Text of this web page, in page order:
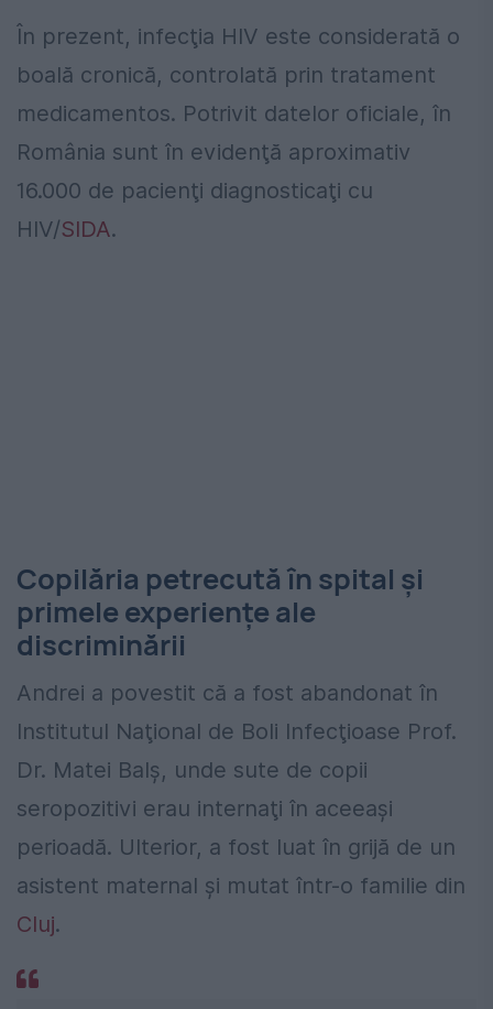
În prezent, infecţia HIV este considerată o
boală cronică, controlată prin tratament
medicamentos. Potrivit datelor oficiale, în
România sunt în evidenţă aproximativ
16.000 de pacienţi diagnosticaţi cu
HIV/SIDA.
Copilăria petrecută în spital şi
primele experienţe ale
discriminării
Andrei a povestit că a fost abandonat în
Institutul Naţional de Boli Infecţioase Prof.
Dr. Matei Balş, unde sute de copii
seropozitivi erau internaţi în aceeaşi
perioadă. Ulterior, a fost luat în grijă de un
asistent maternal şi mutat într-o familie din
Cluj.